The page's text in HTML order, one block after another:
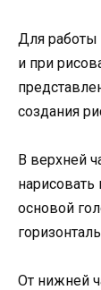
Для работы
и при
создания
В верхней
основой
От нижней